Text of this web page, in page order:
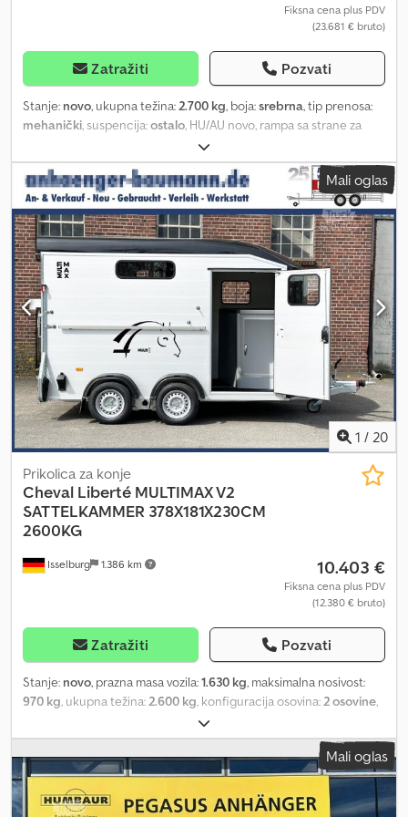
Dodatna oprema za prikolicu za konje kao što su spoljne vezne
šine, kante za hranu, navlaka za vučnu rudu, zaštita od krađe i
neklizajuće prostirke takođe su dostupni. Nadogradnja je
zaštićena od prskanja vodom.
Fiksna cena plus PDV
(23.681 € bruto)
Zatražiti Pozvati
Stanje: novo, ukupna težina:2.700 kg, boja:srebrna, tip prenosa:
mehanički, suspencija:ostalo, HU/AU novo, rampa sa strane za
utovar 2 konja, pregrada za pastuva, krovni prozor, prozor u
odeljku za konje, sklopivi ležaj, 2 sklopive stepenice, prednji prozor,
aluminijumski pod, gumeni pod, pregrada, sedlarska komora,
tandem-osovina, dozvoljena ukupna masa 2.700 kg. Boja "Metallic"
dostupna uz doplatu od 1.000,00 € netto. ZA NAS SU STANJE I
INTUICIJA PRESUDNI, CENA JE NA DRUGOM MESTU. Za dodatna
pitanja možete se obratiti gospodinu Falleru na broj telefona.
//*ZAMENA, OTKUP ILI ZALOŽNICA VAŠEG VOZILA, KAO I
FINANSIRANJE SU MOGUĆI! Svi podaci bez garancije* Ostale
ponude potražite na našem sajtu: Opis i navedeni podaci nisu
pravno obavezujući i ne predstavljaju garanciju. Pravno
obavezujući je ugovor o kupovini koji se sklapa u autosalonu
prilikom kupovine vozila. Zadržavamo pravo na greške i
međuprodaju! Dksdol Tiicopfx Aqcor
Mali oglas
1 / 20
Isselburg 1.386 km
Prikolica za konje
Cheval Liberté MULTIMAX V2
SATTELKAMMER 378X181X230CM
2600KG
10.403 €
Fiksna cena plus PDV
(12.380 € bruto)
Zatražiti Pozvati
Stanje: novo, prazna masa vozila:1.630 kg, maksimalna nosivost:
970 kg, ukupna težina:2.600 kg, konfiguracija osovina:2 osovine,
3.780 mm
1.810 mm, visina tovarnog prostora:2.300 mm, zapremina
tovarnog prostora:15,7 m³, boja:crn, građevinska visina:2.680 mm,
radna širina:2.290 mm, Hidraulika, automatski povratak, toplo
cinkovanje, * ODMAH DOSTUPNO * Tehnički podaci: - Tip: Novo
Mali oglas